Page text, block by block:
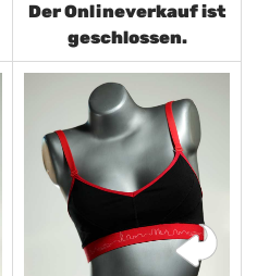
Der Onlineverkauf ist
geschlossen.